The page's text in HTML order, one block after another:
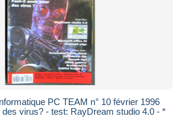
PC TEAM n° 10 février 1996
des virus? - test: RayDream studio 4.0 - *